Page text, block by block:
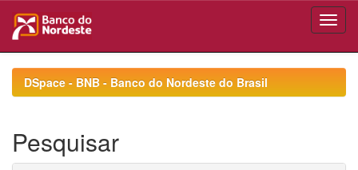
navigationDSpace - BNB - Banco do Nordeste do Brasil
Pesquisar